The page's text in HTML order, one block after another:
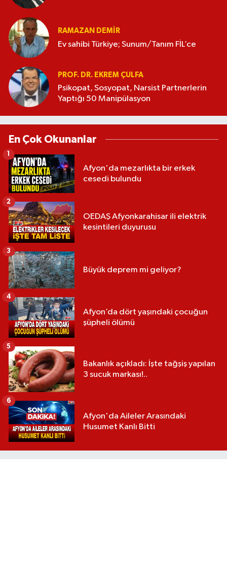
RAMAZAN DEMİR
Ev sahibi Türkiye; Sunum/Tanım FİL’ce
PROF. DR. EKREM ÇULFA
Psikopat, Sosyopat, Narsist Partnerlerin
Yaptığı 50 Manipülasyon
En Çok Okunanlar
Afyon'da mezarlıkta bir erkek
cesedi bulundu
1
OEDAŞ Afyonkarahisar ili elektrik
kesintileri duyurusu
2
Büyük deprem mi geliyor?
3
Afyon’da dört yaşındaki çocuğun
şüpheli ölümü
4
Bakanlık açıkladı: İşte tağşiş yapılan
3 sucuk markası!..
5
Afyon'da Aileler Arasındaki
Husumet Kanlı Bitti
6